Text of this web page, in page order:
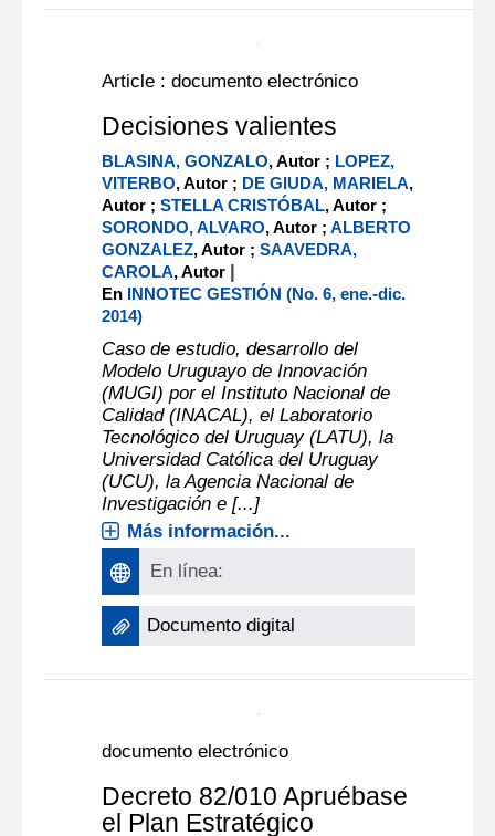
Más información...
Article : documento electrónico
Decisiones valientes
BLASINA, GONZALO , Autor ;
VITERBO
Autor ;STELLA CRISTÓBAL, Autor ;
SORONDO, ALVARO, Autor ;ALBERTO
GONZALEZ, Autor ;SAAVEDRA,
CAROLA, Autor|
EnINNOTEC GESTIÓN (No. 6, ene.-dic.
2014)
Caso de estudio, desarrollo del
Modelo Uruguayo de Innovación
(MUGI) por el Instituto Nacional de
Calidad (INACAL), el Laboratorio
Tecnológico del Uruguay (LATU), la
Universidad Católica del Uruguay
(UCU), la Agencia Nacional de
Investigación e [...]
Más información...